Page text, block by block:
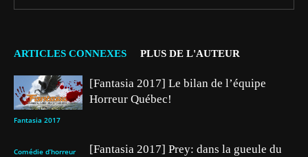
ARTICLES CONNEXES PLUS DE L'AUTEUR
Fantasia 2017
[Fantasia 2017] Le bilan de l’équipe
Horreur Québec!
Comédie d’horreur
[Fantasia 2017] Prey: dans la gueule du